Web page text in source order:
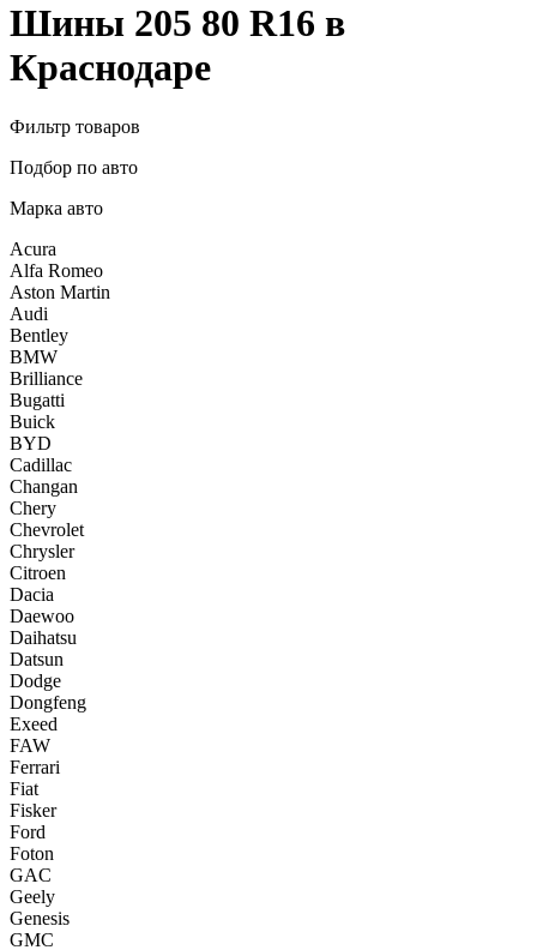
Шины 205 80 R16 в
Краснодаре
Фильтр товаров
Подбор по авто
Марка авто
Acura
Alfa Romeo
Aston Martin
Audi
Bentley
BMW
Brilliance
Bugatti
Buick
BYD
Cadillac
Changan
Chery
Chevrolet
Chrysler
Citroen
Dacia
Daewoo
Daihatsu
Datsun
Dodge
Dongfeng
Exeed
FAW
Ferrari
Fiat
Fisker
Ford
Foton
GAC
Geely
Genesis
GMC